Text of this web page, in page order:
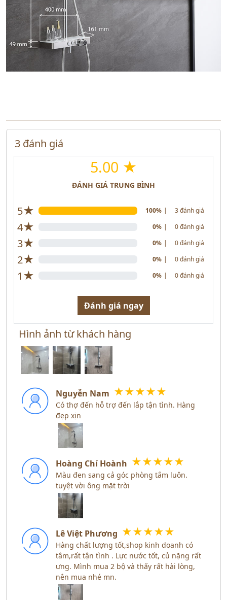
3 đánh giá
5.00 ★
ĐÁNH GIÁ TRUNG BÌNH
5★ 100% 3 đánh giá
4★ 0% 0 đánh giá
3★ 0% 0 đánh giá
2★ 0% 0 đánh giá
1 ★ 0% 0 đánh giá
Đánh giá ngay
Hình ảnh từ khách hàng
Nguyễn Nam ★★★★★
Có thợ đến hỗ trợ đến lắp tận tình. Hàng
đẹp xịn
Hoàng Chí Hoành ★★★★★
Màu đen sang cả góc phòng tắm luôn.
tuyệt vời ông mặt trời
Lê Việt Phương ★★★★★
Hàng chất lượng tốt,shop kinh doanh có
tâm,rất tận tình . Lực nước tốt, củ nặng rất
ưng. Mình mua 2 bộ và thấy rất hài lòng,
nên mua nhé mn.